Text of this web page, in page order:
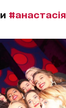
#анастасія